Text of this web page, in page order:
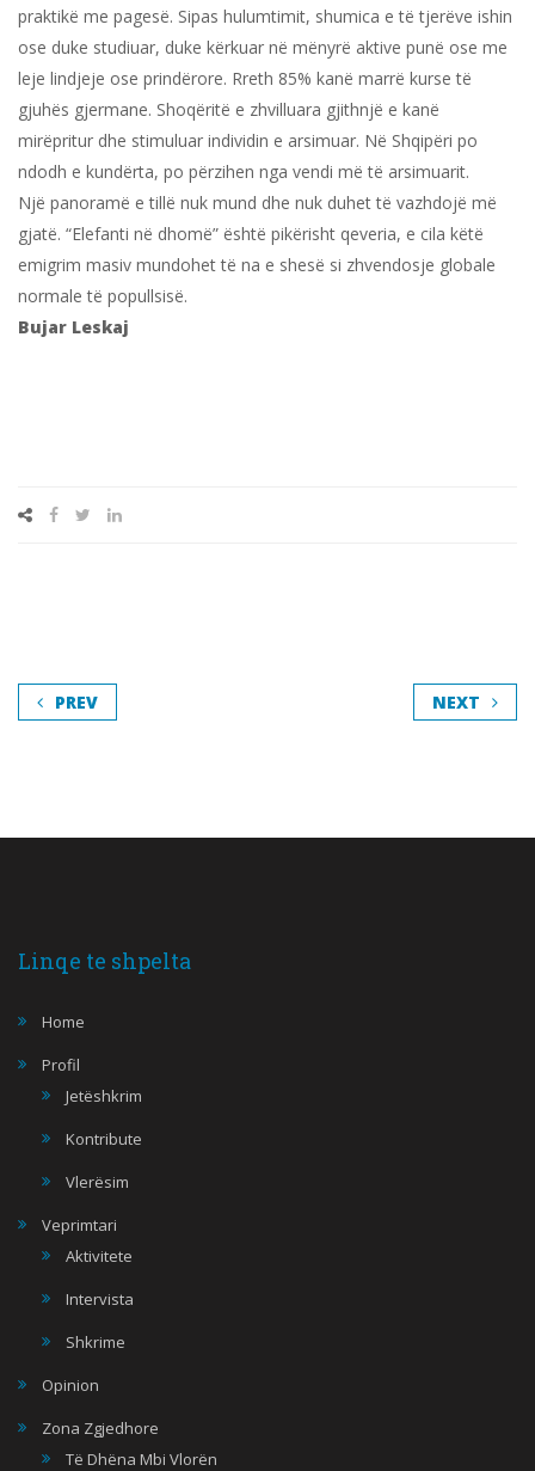
praktikë me pagesë. Sipas hulumtimit, shumica e të tjerëve ishin
ose duke studiuar, duke kërkuar në mënyrë aktive punë ose me
leje lindjeje ose prindërore. Rreth 85% kanë marrë kurse të
gjuhës gjermane. Shoqëritë e zhvilluara gjithnjë e kanë
mirëpritur dhe stimuluar individin e arsimuar. Në Shqipëri po
ndodh e kundërta, po përzihen nga vendi më të arsimuarit.
Një panoramë e tillë nuk mund dhe nuk duhet të vazhdojë më
gjatë. “Elefanti në dhomë” është pikërisht qeveria, e cila këtë
emigrim masiv mundohet të na e shesë si zhvendosje globale
normale të popullsisë.
Bujar Leskaj
PREV NEXT
Linqe te shpelta
Home
Profil
Jetëshkrim
Kontribute
Vlerësim
Veprimtari
Aktivitete
Intervista
Shkrime
Opinion
Zona Zgjedhore
Të Dhëna Mbi Vlorën